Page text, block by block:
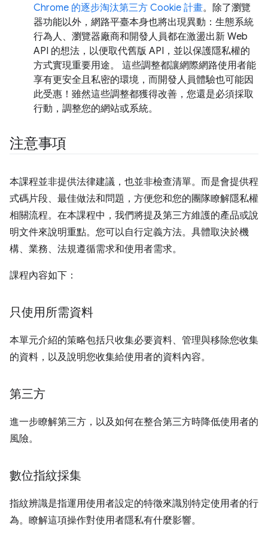
Chrome 的逐步淘汰第三方 Cookie 計畫。除了瀏覽
器功能以外，網路平臺本身也將出現異動：生態系統
行為人、瀏覽器廠商和開發人員都在激盪出新 Web
API 的想法，以便取代舊版 API，並以保護隱私權的
方式實現重要用途。 這些調整都讓網際網路使用者能
享有更安全且私密的環境，而開發人員體驗也可能因
此受惠！雖然這些調整都獲得改善，您還是必須採取
行動，調整您的網站或系統。
注意事項
本課程並非提供法律建議，也並非檢查清單。而是會提供程
式碼片段、最佳做法和問題，方便您和您的團隊瞭解隱私權
相關流程。在本課程中，我們將提及第三方維護的產品或說
明文件來說明重點。您可以自行定義方法。具體取決於機
構、業務、法規遵循需求和使用者需求。
課程內容如下：
只使用所需資料
本單元介紹的策略包括只收集必要資料、管理與移除您收集
的資料，以及說明您收集給使用者的資料內容。
第三方
進一步瞭解第三方，以及如何在整合第三方時降低使用者的
風險。
數位指紋採集
指紋辨識是指運用使用者設定的特徵來識別特定使用者的行
為。瞭解這項操作對使用者隱私有什麼影響。